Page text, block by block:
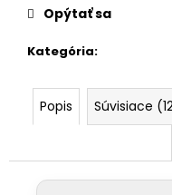
Kategória:
Opýtať sa
Popis Súvisiace